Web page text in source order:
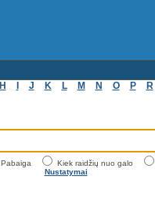
H J K L M N O P R
Pabaiga Kiek raidžių nuo galo
Nustatymai